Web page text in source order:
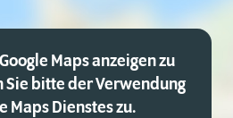
Maps anzeigen zu
Sie bitte der Verwendung
Maps Dienstes zu.